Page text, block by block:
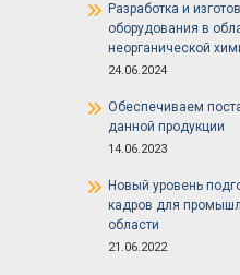
Разработка и
оборудования в
неорганической
24.06.2024
Обеспечиваем
данной продукции
14.06.2023
Новый уровень
кадров для
области
21.06.2022